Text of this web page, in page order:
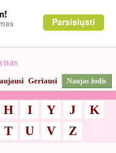
Parsisiųsti
Geriausi Naujas žodis
H I Y J
K
T U V Z